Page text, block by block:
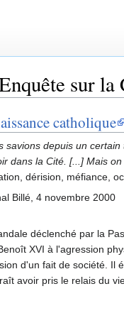
sur
catholique
savions depuis un
dans la Cité. [...] Mais
dérision, méfiance,
Billé, 4 novembre 2000
déclenché par la
XVI à l'agression
d'un fait de société. Il
avoir pris le relais du